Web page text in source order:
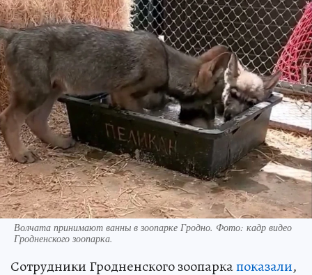
Волчата принимают ванны в зоопарке Гродно. Фото: кадр видео
Гродненского зоопарка.
Сотрудники Гродненского зоопаркапоказали,